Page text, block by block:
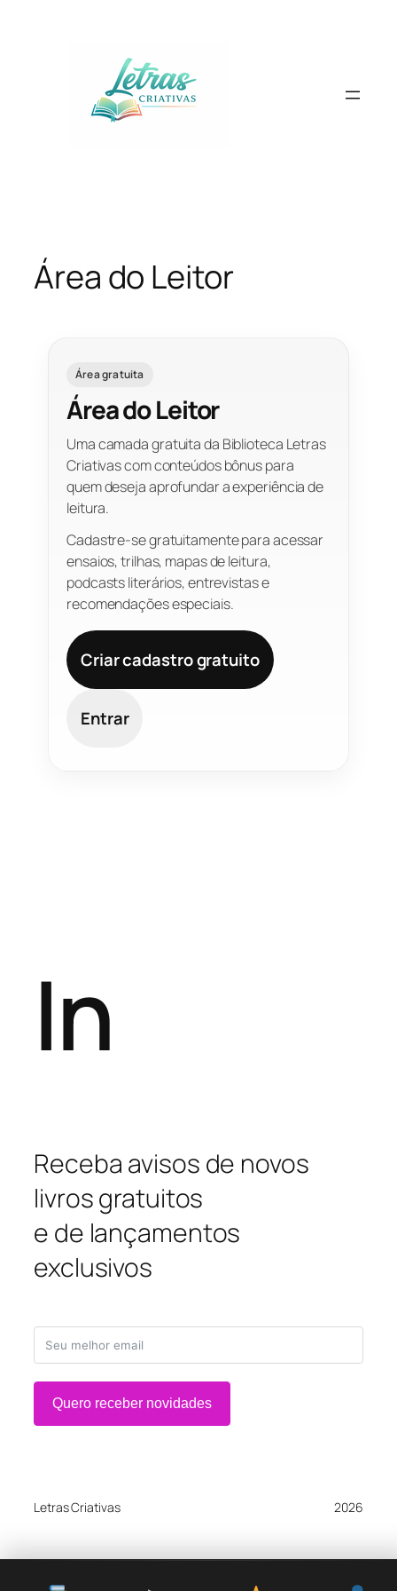
Área do Leitor
Área gratuita
Área do Leitor
Uma camada gratuita da Biblioteca Letras
Criativas com conteúdos bônus para
quem deseja aprofundar a experiência de
leitura.
Cadastre-se gratuitamente para acessar
ensaios, trilhas, mapas de leitura,
podcasts literários, entrevistas e
recomendações especiais.
Criar cadastro gratuito
Entrar
In
Receba avisos de novos
livros gratuitos
e de lançamentos
exclusivos
Quero receber novidades
Letras Criativas 2026